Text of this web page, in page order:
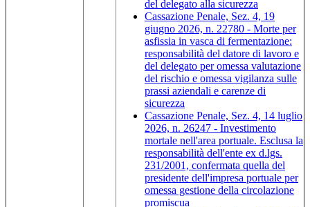
del delegato alla sicurezza
Cassazione Penale, Sez. 4, 19
giugno 2026, n. 22780 - Morte per
asfissia in vasca di fermentazione:
responsabilità del datore di lavoro e
del delegato per omessa valutazione
del rischio e omessa vigilanza sulle
prassi aziendali e carenze di
sicurezza
Cassazione Penale, Sez. 4, 14 luglio
2026, n. 26247 - Investimento
mortale nell'area portuale. Esclusa la
responsabilità dell'ente ex d.lgs.
231/2001, confermata quella del
presidente dell'impresa portuale per
omessa gestione della circolazione
promiscua